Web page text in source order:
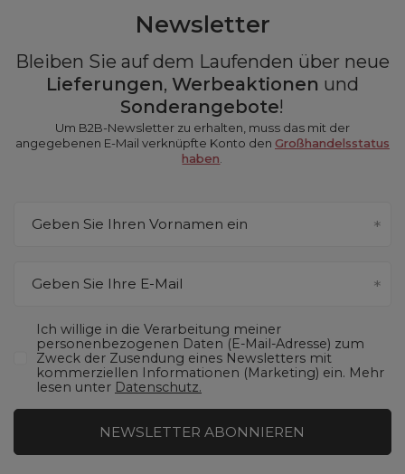
Newsletter
Bleiben Sie auf dem Laufenden über neue
Lieferungen, Werbeaktionen und
Sonderangebote!
Um B2B-Newsletter zu erhalten, muss das mit der
angegebenen E-Mail verknüpfte Konto den Großhandelsstatus
haben.
Geben Sie Ihren Vornamen ein
Geben Sie Ihre E-Mail
Ich willige in die Verarbeitung meiner
personenbezogenen Daten (E-Mail-Adresse) zum
Zweck der Zusendung eines Newsletters mit
kommerziellen Informationen (Marketing) ein. Mehr
lesen unter Datenschutz.
NEWSLETTER ABONNIEREN